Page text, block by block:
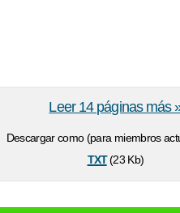
Descargar como (para miembros
txt(23 Kb)
Leer 14 páginas más